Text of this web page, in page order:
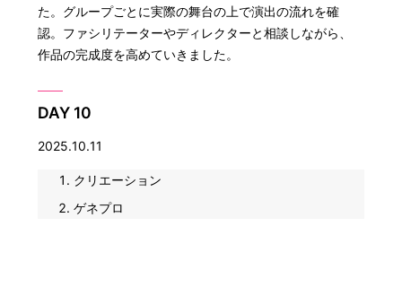
た。グループごとに実際の舞台の上で演出の流れを確
認。ファシリテーターやディレクターと相談しながら、
作品の完成度を高めていきました。
DAY 10
2025.10.11
クリエーション
ゲネプロ